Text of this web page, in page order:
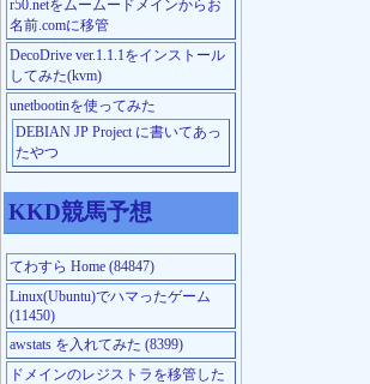
r50.netをムームードメインからお
名前.comに移管
DecoDrive ver.1.1.1をインストール
してみた(kvm)
unetbootinを使ってみた
DEBIAN JP Project に書いてあっ
たやつ
KKD競馬予想
てわすら Home (84847)
Linux(Ubuntu)でハマったゲーム
(11450)
awstats を入れてみた (8399)
ドメインのレジストラを移管した